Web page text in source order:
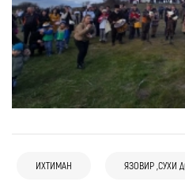
ИХТИМАН ЯЗОВИР „СУХИ